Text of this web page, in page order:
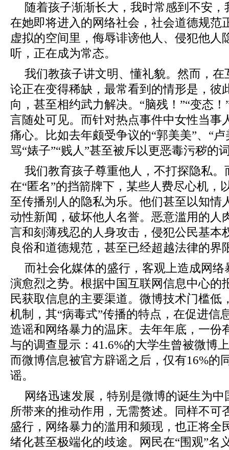
随着孩子渐渐长大，我时常感到不安
在她即将进入的网络社会，社会道德规范
虚拟的空间里，侮辱诽谤他人、侵犯他人
听，正在成为常态。
我们教孩子讲文明、懂礼貌。然而，
论正在变得稀缺，最常看到的情形是，彼
向，甚至相约武力解决。“脑残！”“变态
言随处可见。而针对热点事件中女性当事
痛心。比如去年颇受争议的“郭美美”、“
骂“婊子”“贱人”甚至被斥以更恶毒污秽的
我们教育孩子尊重他人，不打探隐私。
在“匿名”的挡箭牌下，某些人费尽心机，
至传播别人的隐私为乐。他们甚至以知情
动性新闻，破坏他人名誉。恶意滥用的人
言和刻薄残忍的人身攻击，侵犯公民基本
良俗和道德规范，甚至已经超越法律的界
而社会化媒体的盛行，客观上造成网
演愈烈之势。根据中国互联网信息中心的
民获取信息的主要渠道。微博技术门槛低
机制，其“病毒式”传播的特点，在促进信
造谣和网络暴力的温床。去年年底，一份
与的调查显示：41.6%的大学生曾被微博
而微博信息被官方辟谣之后，仅有16%的
谣。
网络迅速发展，特别是微博的诞生为
所带来的推动作用，无需赘述。同样不可
盛行，网络暴力的滥用和频现，也正将全
绪化甚至极端化的歧途。网民在“围观”名